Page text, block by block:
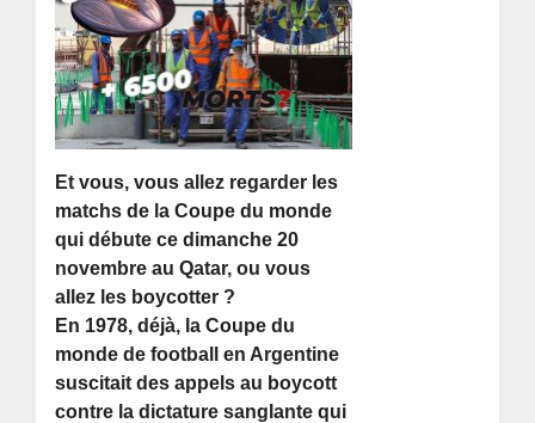
Et vous, vous allez regarder les
matchs de la Coupe du monde
qui débute ce dimanche 20
novembre au Qatar, ou vous
allez les boycotter ?
En 1978, déjà, la Coupe du
monde de football en Argentine
suscitait des appels au boycott
contre la dictature sanglante qui